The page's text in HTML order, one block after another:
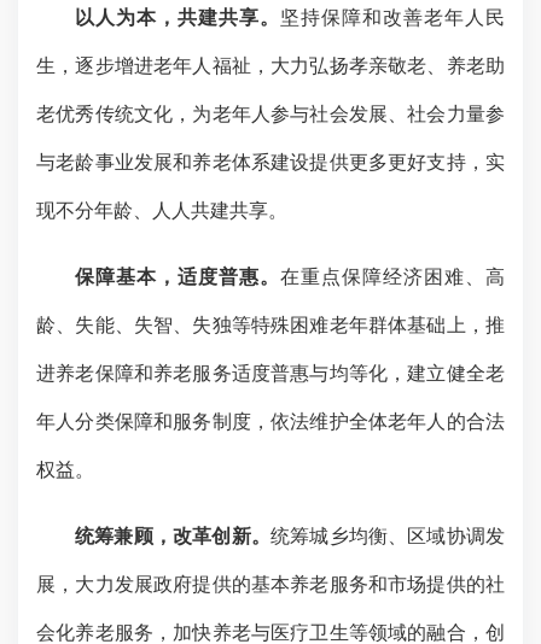
以人为本，共建共享。 坚持保障和改善老年人民
生，逐步增进老年人福祉，大力弘扬孝亲敬老、养老助
老优秀传统文化，为老年人参与社会发展、社会力量参
与老龄事业发展和养老体系建设提供更多更好支持，实
现不分年龄、人人共建共享。
保障基本，适度普惠。在重点保障经济困难、高
龄、失能、失智、失独等特殊困难老年群体基础上，推
进养老保障和养老服务适度普惠与均等化，建立健全老
年人分类保障和服务制度，依法维护全体老年人的合法
权益。
统筹兼顾，改革创新。 统筹城乡均衡、区域协调发
展，大力发展政府提供的基本养老服务和市场提供的社
会化养老服务，加快养老与医疗卫生等领域的融合，创